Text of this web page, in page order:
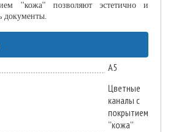
''кожа'' позволяют эстетично и
документы.
А5
Цветные
каналы с
покрытием
''кожа''